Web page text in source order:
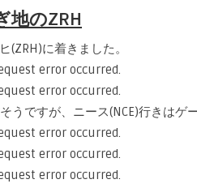
地のZRH
(ZRH)に着きました。
うですが、ニース(NCE)行きはゲー